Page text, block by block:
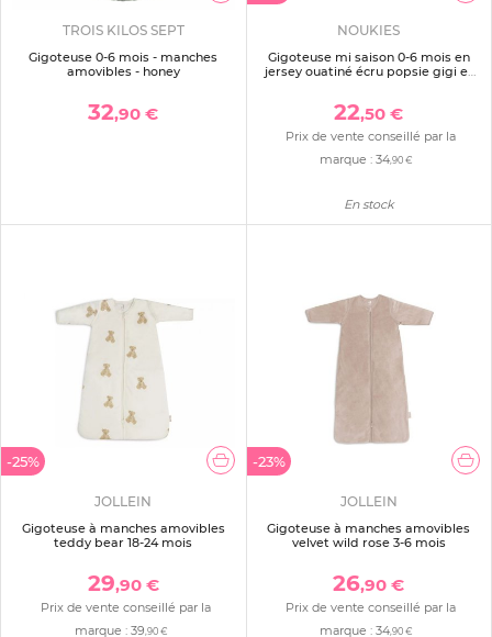
TROIS KILOS SEPT
Gigoteuse 0-6 mois - manches
amovibles - honey
32,90 €
NOUKIES
Gigoteuse mi saison 0-6 mois en
jersey ouatiné écru popsie gigi et
22,50 €
Prix de vente conseillé par la
marque :34,90 €
En stock
-25%
JOLLEIN
Gigoteuse à manches amovibles
teddy bear 18-24 mois
29,90 €
Prix de vente conseillé par la
marque : 39,90 €
-23%
JOLLEIN
Gigoteuse à manches amovibles
velvet wild rose 3-6 mois
26,90 €
Prix de vente conseillé par la
marque :34,90 €